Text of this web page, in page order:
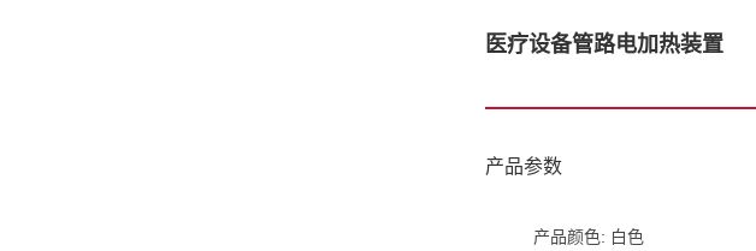
医疗设备管路电加热装置
产品参数
产品颜色: 白色